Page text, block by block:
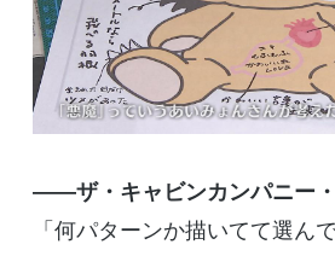
――ザ・キャビンカンパニー
「何パターンか描いてて選ん